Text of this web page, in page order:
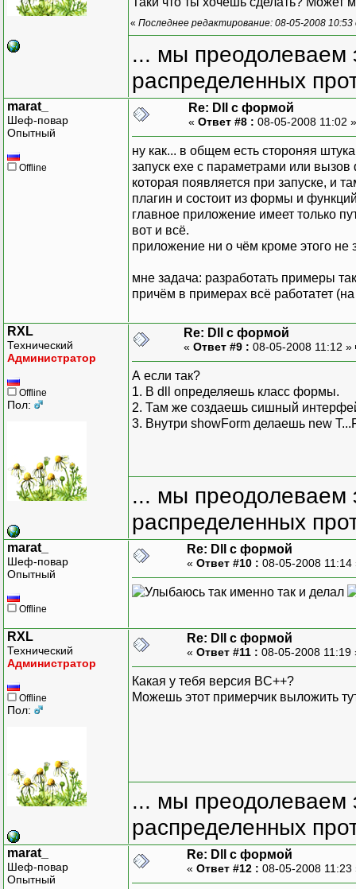
« Последнее редактирование: 08-05-2008
... мы преодолеваем
распределенных
marat_
Шеф-повар
Опытный
Offline
Re: Dll с формой
« Ответ #8 : 08-05-2008 11:02
ну как... в общем есть стороняя
запуск ехе с параметрами или
которая появляется при запуске, и
плагин и состоит из формы и
главное приложение имеет только
вот и всё.
приложение ни о чём кроме этого не
мне задача: разработать примеры
причём в примерах всё работатет
RXL
Технический
Администратор
Offline
Пол:
Re: Dll с формой
« Ответ #9 : 08-05-2008 11:12 »
А если так?
1. В dll определяешь класс формы.
2. Там же создаешь сишный
3. Внутри showForm делаешь new
... мы преодолеваем
распределенных
marat_
Шеф-повар
Опытный
Offline
Re: Dll с формой
« Ответ #10 : 08-05-2008
так именно так и делал
RXL
Технический
Администратор
Offline
Пол:
Re: Dll с формой
« Ответ #11 : 08-05-2008
Какая у тебя версия BC++?
Можешь этот примерчик выложить
... мы преодолеваем
распределенных
marat_
Шеф-повар
Опытный
Re: Dll с формой
« Ответ #12 : 08-05-2008